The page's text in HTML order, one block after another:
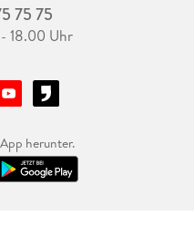
75 75
18.00 Uhr
herunter.